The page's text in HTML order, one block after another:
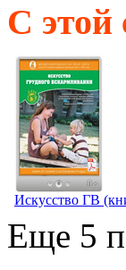
С этой
Искусство ГВ
Еще 5